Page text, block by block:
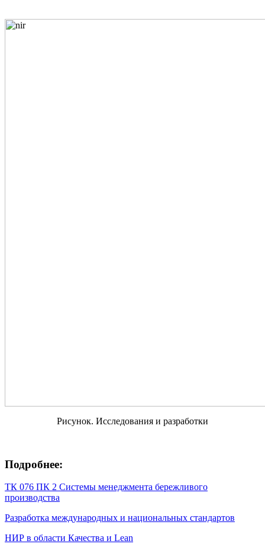
Рисунок. Исследования и разработки
Подробнее:
ТК 076 ПК 2 Системы менеджмента бережливого
производства
Разработка международных и национальных стандартов
НИР в области Качества и Lean